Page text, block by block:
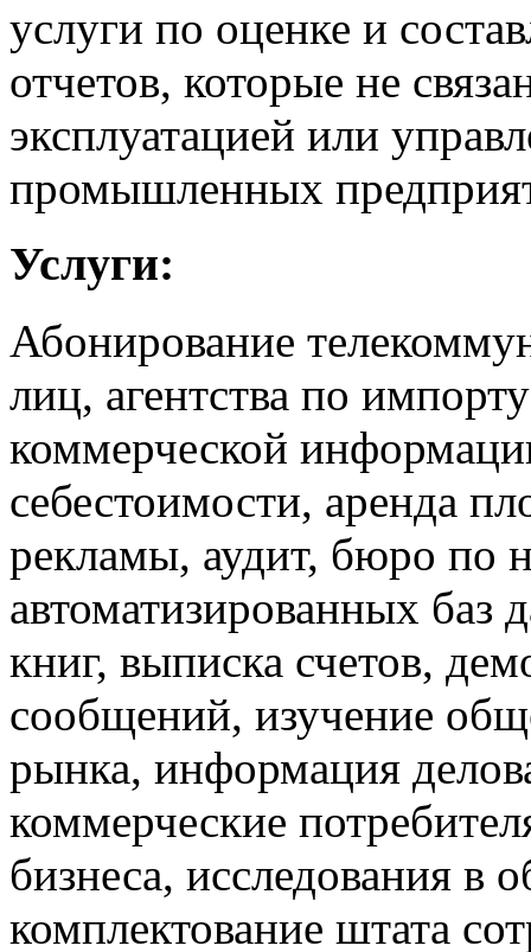
услуги по оценке и
отчетов, которые не
эксплуатацией или
промышленных
Услуги:
Абонирование
лиц, агентства по
коммерческой
себестоимости, аренда
рекламы, аудит, бюро по
автоматизированных баз
книг, выписка счетов,
сообщений, изучение
рынка, информация
коммерческие
бизнеса, исследования в
комплектование штата